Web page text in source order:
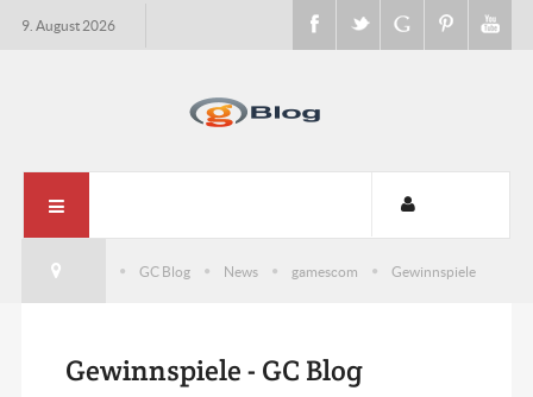
9. August 2026
GC Blog News gamescom Gewinnspiele
Gewinnspiele - GC Blog